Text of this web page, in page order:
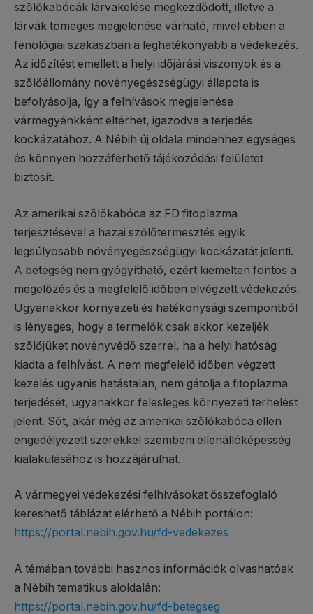
szőlőkabócák lárvakelése megkezdődött, illetve a
lárvák tömeges megjelenése várható, mivel ebben a
fenológiai szakaszban a leghatékonyabb a védekezés.
Az időzítést emellett a helyi időjárási viszonyok és a
szőlőállomány növényegészségügyi állapota is
befolyásolja, így a felhívások megjelenése
vármegyénkként eltérhet, igazodva a terjedés
kockázatához. A Nébih új oldala mindehhez egységes
és könnyen hozzáférhető tájékozódási felületet
biztosít.
Az amerikai szőlőkabóca az FD fitoplazma
terjesztésével a hazai szőlőtermesztés egyik
legsúlyosabb növényegészségügyi kockázatát jelenti.
A betegség nem gyógyítható, ezért kiemelten fontos a
megelőzés és a megfelelő időben elvégzett védekezés.
Ugyanakkor környezeti és hatékonysági szempontból
is lényeges, hogy a termelők csak akkor kezeljék
szőlőjüket növényvédő szerrel, ha a helyi hatóság
kiadta a felhívást. A nem megfelelő időben végzett
kezelés ugyanis hatástalan, nem gátolja a fitoplazma
terjedését, ugyanakkor felesleges környezeti terhelést
jelent. Sőt, akár még az amerikai szőlőkabóca ellen
engedélyezett szerekkel szembeni ellenállóképesség
kialakulásához is hozzájárulhat.
A vármegyei védekezési felhívásokat összefoglaló
kereshető táblázat elérhető a Nébih portálon:
https://portal.nebih.gov.hu/fd-vedekezes
A témában további hasznos információk olvashatóak
a Nébih tematikus aloldalán:
https://portal.nebih.gov.hu/fd-betegseg